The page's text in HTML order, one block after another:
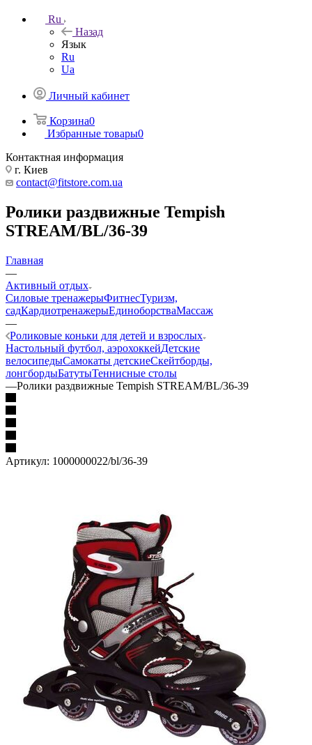
Ru
Назад
Язык
Ru
Ua
Личный кабинет
Корзина0
Избранные товары0
Контактная информация
г. Киев
contact@fitstore.com.ua
Ролики раздвижные Tempish
STREAM/BL/36-39
Главная
—
Активный отдых
Силовые тренажерыФитнесТуризм,
садКардиотренажерыЕдиноборстваМассаж
—
Роликовые коньки для детей и взрослых
Настольный футбол, аэрохоккейДетские
велосипедыСамокаты детскиеСкейтборды,
лонгбордыБатутыТеннисные столы
—Ролики раздвижные Tempish STREAM/BL/36-39
Артикул: 1000000022/bl/36-39